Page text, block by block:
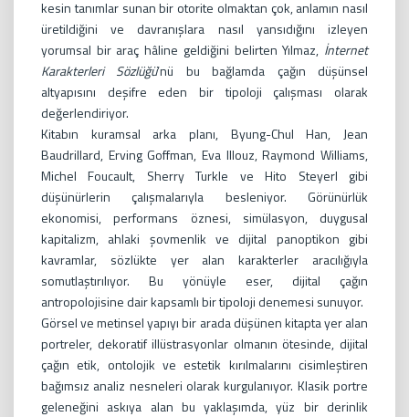
kesin tanımlar sunan bir otorite olmaktan çok, anlamın nasıl
üretildiğini ve davranışlara nasıl yansıdığını izleyen
yorumsal bir araç hâline geldiğini belirten Yılmaz, İnternet
Karakterleri Sözlüğü’nü bu bağlamda çağın düşünsel
altyapısını deşifre eden bir tipoloji çalışması olarak
değerlendiriyor.
Kitabın kuramsal arka planı, Byung-Chul Han, Jean
Baudrillard, Erving Goffman, Eva Illouz, Raymond Williams,
Michel Foucault, Sherry Turkle ve Hito Steyerl gibi
düşünürlerin çalışmalarıyla besleniyor. Görünürlük
ekonomisi, performans öznesi, simülasyon, duygusal
kapitalizm, ahlaki şovmenlik ve dijital panoptikon gibi
kavramlar, sözlükte yer alan karakterler aracılığıyla
somutlaştırılıyor. Bu yönüyle eser, dijital çağın
antropolojisine dair kapsamlı bir tipoloji denemesi sunuyor.
Görsel ve metinsel yapıyı bir arada düşünen kitapta yer alan
portreler, dekoratif illüstrasyonlar olmanın ötesinde, dijital
çağın etik, ontolojik ve estetik kırılmalarını cisimleştiren
bağımsız analiz nesneleri olarak kurgulanıyor. Klasik portre
geleneğini askıya alan bu yaklaşımda, yüz bir derinlik